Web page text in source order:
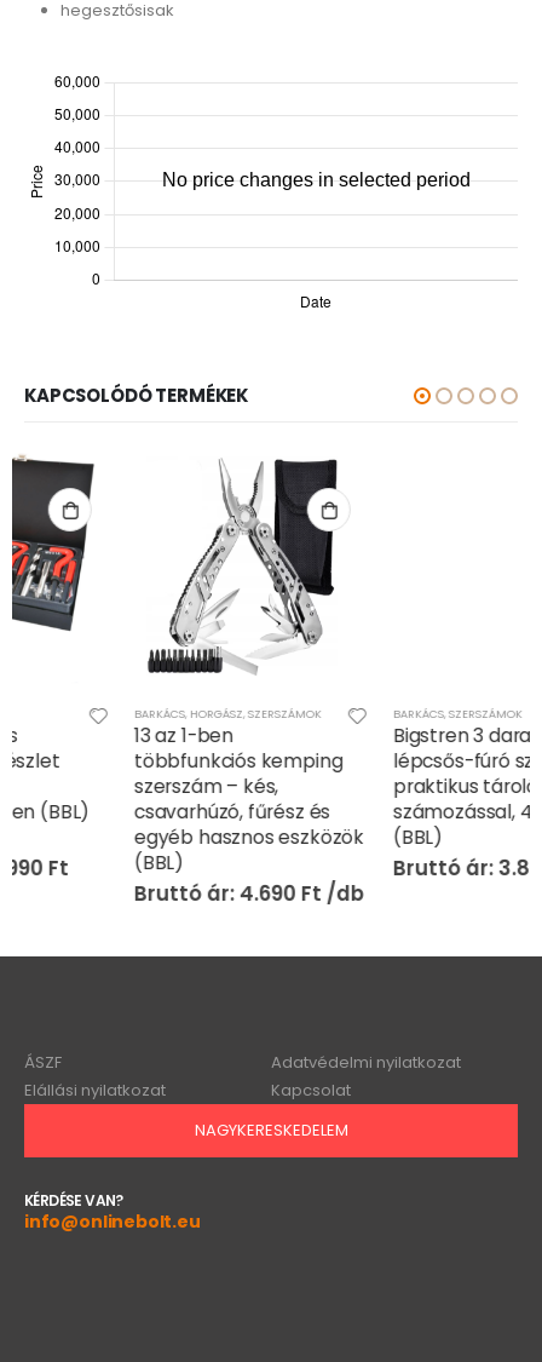
hegesztősisak
KAPCSOLÓDÓ TERMÉKEK
HORGÁSZ ,SZERSZÁMOK
többfunkciós kemping
szerszám – kés,
csavarhúzó, fűrész és
egyéb hasznos eszközök
(BBL)
4.690Ft
BARKÁCS SZERSZÁMOK
Bigstren 3 darabos
lépcsős-fúró szett
praktikus tárolóban,
számozással, 4-32mm
(BBL)
3.890Ft
ÁSZF
Adatvédelmi nyilatkozat
Elállási nyilatkozat
Kapcsolat
NAGYKERESKEDELEM
KÉRDÉSE VAN?
info@onlinebolt.eu